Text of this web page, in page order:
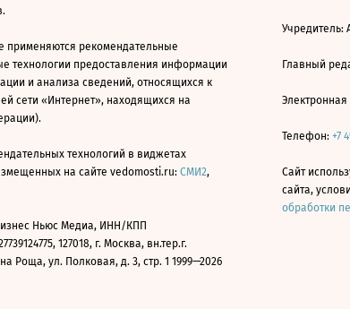
применяются рекомендательные
технологии предоставления информации
и анализа сведений, относящихся к
сети «Интернет», находящихся на
технологий в виджетах
на сайте vedomosti.ru: СМИ2,
Ньюс Медиа, ИНН/КПП
127018, г. Москва, вн.тер.г.
Роща, ул. Полковая, д. 3, стр. 1 1999—2026
Учредитель:
Главный
Электронная
Телефон: +7
Сайт
сайта,
обработки